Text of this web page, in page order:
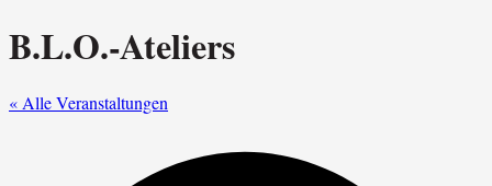
B.L.O.-Ateliers
« Alle Veranstaltungen